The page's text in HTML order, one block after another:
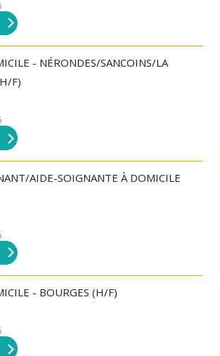
- NÉRONDES/SANCOINS/LA
F)
AIDE-SOIGNANTE À DOMICILE
- BOURGES (H/F)